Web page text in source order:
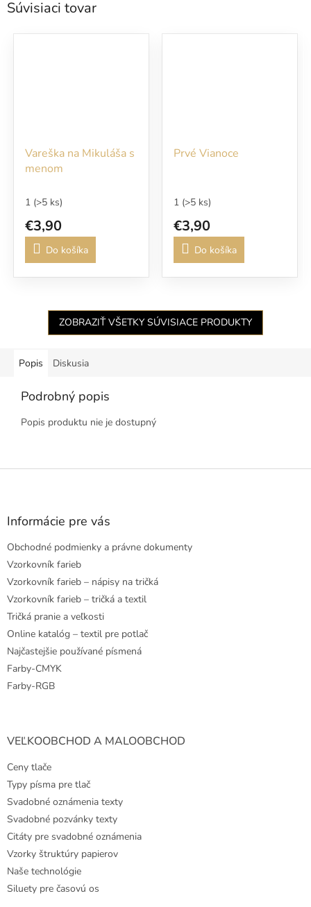
Súvisiaci tovar
Vareška na Mikuláša s
menom
1 (>5 ks)
€3,90
Do košíka
Prvé Vianoce
1 (>5 ks)
€3,90
Do košíka
ZOBRAZIŤ VŠETKY SÚVISIACE PRODUKTY
Popis Diskusia
Podrobný popis
Popis produktu nie je dostupný
Z
Informácie pre vás
Obchodné podmienky a právne dokumenty
Vzorkovník farieb
Vzorkovník farieb – nápisy na tričká
Vzorkovník farieb – tričká a textil
Tričká pranie a veľkosti
Online katalóg – textil pre potlač
Najčastejšie používané písmená
Farby-CMYK
Farby-RGB
VEĽKOOBCHOD A MALOOBCHOD
Ceny tlače
Typy písma pre tlač
Svadobné oznámenia texty
Svadobné pozvánky texty
Citáty pre svadobné oznámenia
Vzorky štruktúry papierov
Naše technológie
Siluety pre časovú os